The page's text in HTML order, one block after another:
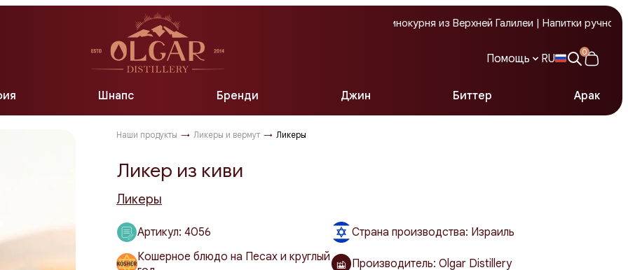
Бутиковая винокурня из Верхней Галилеи | Напитки ручной
Помощь
Служба поддержки
RU 0
Шнапс Бренди Джин Биттер Арак
Наши продукты → Ликеры и вермут → Ликеры
Ликер из киви
Ликеры
Артикул: 4056
Страна производства: Израиль
Кошерное блюдо на Песах и круглый
Производитель: Olgar Distillery